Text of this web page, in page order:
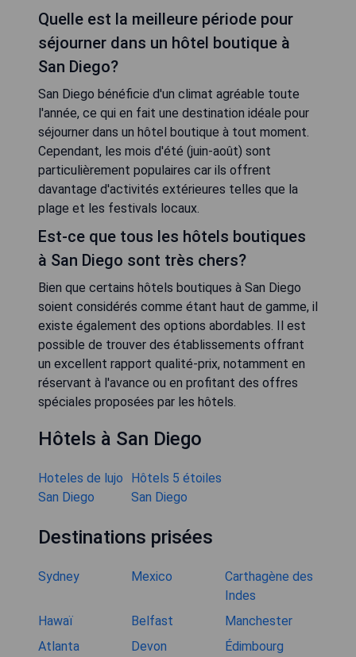
Quelle est la meilleure période pour
séjourner dans un hôtel boutique à
San Diego?
San Diego bénéficie d'un climat agréable toute
l'année, ce qui en fait une destination idéale pour
séjourner dans un hôtel boutique à tout moment.
Cependant, les mois d'été (juin-août) sont
particulièrement populaires car ils offrent
davantage d'activités extérieures telles que la
plage et les festivals locaux.
Est-ce que tous les hôtels boutiques
à San Diego sont très chers?
Bien que certains hôtels boutiques à San Diego
soient considérés comme étant haut de gamme, il
existe également des options abordables. Il est
possible de trouver des établissements offrant
un excellent rapport qualité-prix, notamment en
réservant à l'avance ou en profitant des offres
spéciales proposées par les hôtels.
Hôtels à San Diego
Hoteles de lujo
San Diego
Hôtels 5 étoiles
San Diego
Destinations prisées
Sydney Mexico
Carthagène des
Indes
Hawaï
Belfast
Manchester
Atlanta
Devon Édimbourg